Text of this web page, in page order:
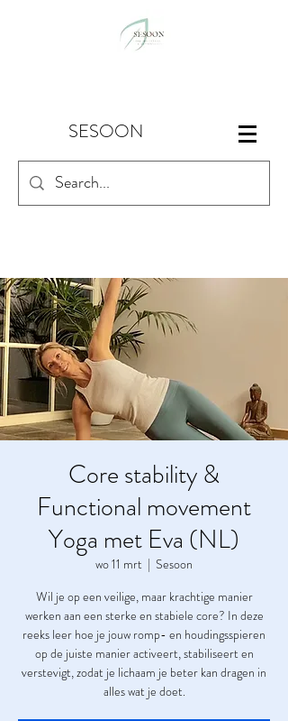
SESOON
Core stability &
Functional movement
Yoga met Eva (NL)
wo 11 mrt
  |
Sesoon
Wil je op een veilige, maar krachtige manier
werken aan een sterke en stabiele core? In deze
reeks leer hoe je jouw romp- en houdingsspieren
op de juiste manier activeert, stabiliseert en
verstevigt, zodat je lichaam je beter kan dragen in
alles wat je doet.